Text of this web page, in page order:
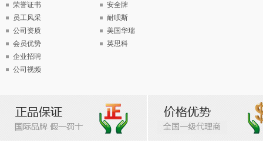
荣誉证书
员工风采
公司资质
会员优势
企业招聘
公司视频
安全牌
耐呗斯
美国华瑞
英思科